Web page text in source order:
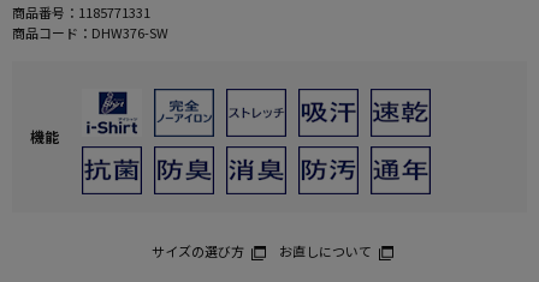
商品番号： 1185771331
商品コード： DHW376-SW
機能
サイズの選び方 お直しについて